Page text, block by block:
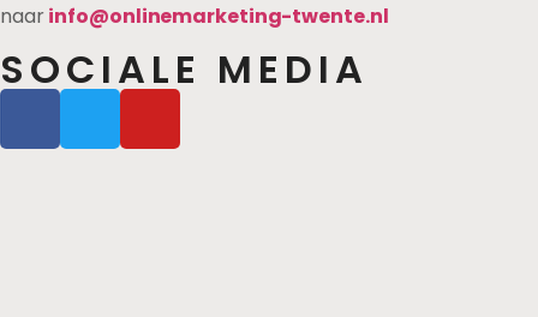
naarinfo@onlinemarketing-twente.nl
SOCIALE MEDIA